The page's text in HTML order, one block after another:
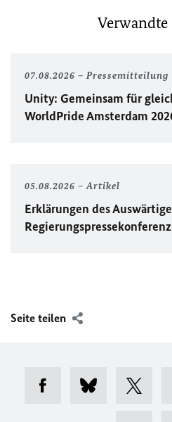
07.08.2026 Pressemitteilung
Unity: Gemeinsam für
WorldPrideAmsterdam
05.08.2026 Artikel
Erklärungen des
Seite teilen